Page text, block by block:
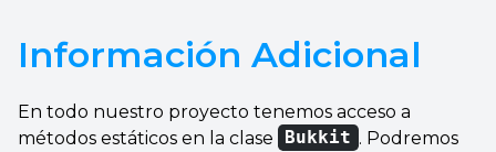
Información Adicional
En todo nuestro proyecto tenemos acceso a
métodos estáticos en la clase
Bukkit . Podremos